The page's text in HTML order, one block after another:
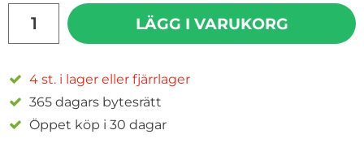
LÄGG I VARUKORG
4 st. i lager eller fjärrlager
365 dagars bytesrätt
Öppet köp i 30 dagar